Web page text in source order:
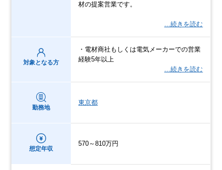
材の提案営業です。
…続きを読む
対象となる方
・電材商社もしくは電気メーカーでの営業
経験5年以上
…続きを読む
勤務地
東京都
想定年収
570～810万円